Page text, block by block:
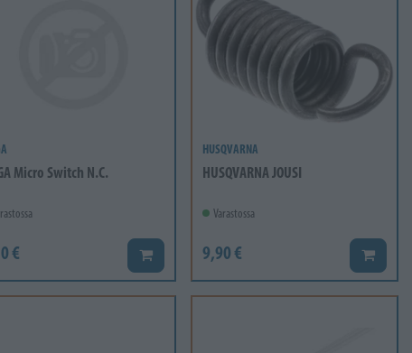
Micro Switch N.C.
€ Lisää koriin
HUSQVARNA
HUSQVARNA JOUSI
Varastossa
9,90 € Lisää